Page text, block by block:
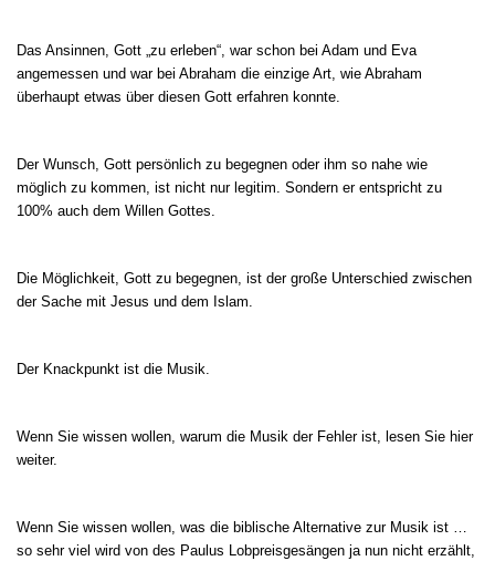
Das Ansinnen, Gott „zu erleben“, war schon bei Adam und Eva
angemessen und war bei Abraham die einzige Art, wie Abraham
überhaupt etwas über diesen Gott erfahren konnte.
Der Wunsch, Gott persönlich zu begegnen oder ihm so nahe wie
möglich zu kommen, ist nicht nur legitim. Sondern er entspricht zu
100% auch dem Willen Gottes.
Die Möglichkeit, Gott zu begegnen, ist der große Unterschied zwischen
der Sache mit Jesus und dem Islam.
Der Knackpunkt ist die Musik.
Wenn Sie wissen wollen, warum die Musik der Fehler ist, lesen Sie hier
weiter.
Wenn Sie wissen wollen, was die biblische Alternative zur Musik ist …
so sehr viel wird von des Paulus Lobpreisgesängen ja nun nicht erzählt,